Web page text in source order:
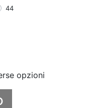
44
opzioni